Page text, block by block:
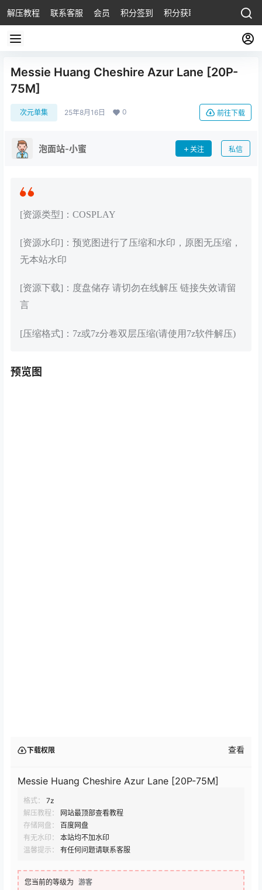
解压教程 联系客服 会员 积分签到 积分获取
Messie Huang Cheshire Azur Lane [20P-
75M]
次元单集 25年8月16日 0 前往下载
泡面站-小蜜 关注 私信
[资源类型]：COSPLAY
[资源水印]：预览图进行了压缩和水印，原图无压缩，
无本站水印
[资源下载]：度盘储存 请切勿在线解压 链接失效请留
言
[压缩格式]：7z或7z分卷双层压缩(请使用7z软件解压)
预览图
下载权限 查看
Messie Huang Cheshire Azur Lane [20P-75M]
格式：
7z
解压教程：
网站最顶部查看教程
存储网盘：
百度网盘
有无水印：
本站均不加水印
温馨提示：
有任何问题请联系客服
您当前的等级为 游客